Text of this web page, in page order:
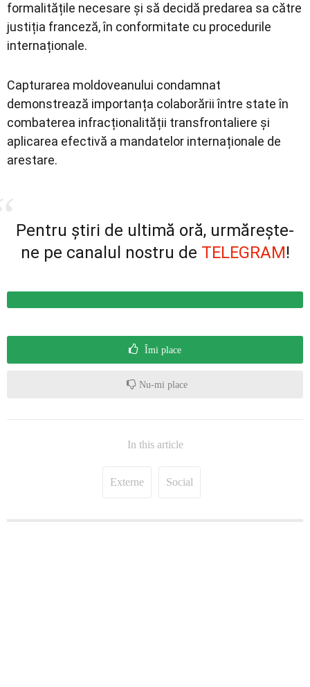
formalitățile necesare și să decidă predarea sa către
justiția franceză, în conformitate cu procedurile
internaționale.
Capturarea moldoveanului condamnat
demonstrează importanța colaborării între state în
combaterea infracționalității transfrontaliere și
aplicarea efectivă a mandatelor internaționale de
arestare.
Pentru știri de ultimă oră, urmărește-
ne pe canalul nostru de TELEGRAM!
Îmi place
Nu-mi place
In this article
Externe Social